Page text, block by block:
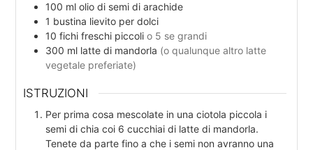
100 ml olio di semi di arachide
1 bustina lievito per dolci
10 fichi freschi piccolio 5 se grandi
300 ml latte di mandorla (o qualunque altro latte
vegetale preferiate)
ISTRUZIONI
Per prima cosa mescolate in una ciotola piccola i
semi di chia coi 6 cucchiai di latte di mandorla.
Tenete da parte fino a che i semi non avranno una